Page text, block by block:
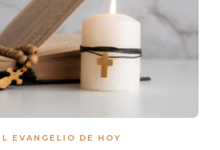
EVANGELIO DE HOY